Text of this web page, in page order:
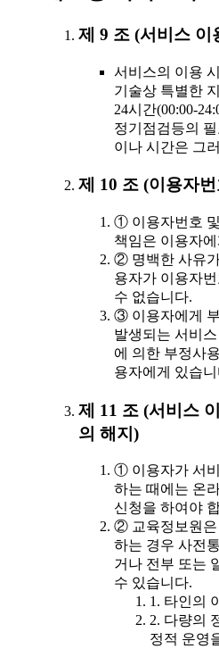
제 9 조 (서비스 이
서비스의 이용
기술상 특별한
24시간(00:00-
정기점검등의
이나 시간은 그
제 10 조 (이용자
① 이용자번호
책임은 이용자
② 명백한 사유
용자가 이용자
수 없습니다.
③ 이용자에게
발생되는 서비
에 의한 부정사
용자에게 있습니
제 11 조 (서비스
의 해지)
① 이용자가 서
하는 때에는 온
신청을 하여야
② 교육정보원은
하는 경우 사전
거나 전부 또는
수 있습니다.
1. 타인의
2. 다량의
정적 운영